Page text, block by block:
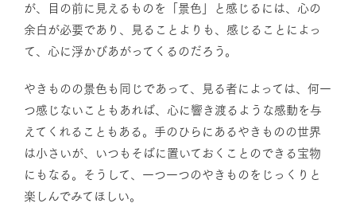
が、目の前に見えるものを「景色」と感じるには、心の
余白が必要であり、見ることよりも、感じることによっ
て、心に浮かびあがってくるのだろう。
やきものの景色も同じであって、見る者によっては、何一
つ感じないこともあれば、心に響き渡るような感動を与
えてくれることもある。手のひらにあるやきものの世界
は小さいが、いつもそばに置いておくことのできる宝物
にもなる。そうして、一つ一つのやきものをじっくりと
楽しんでみてほしい。